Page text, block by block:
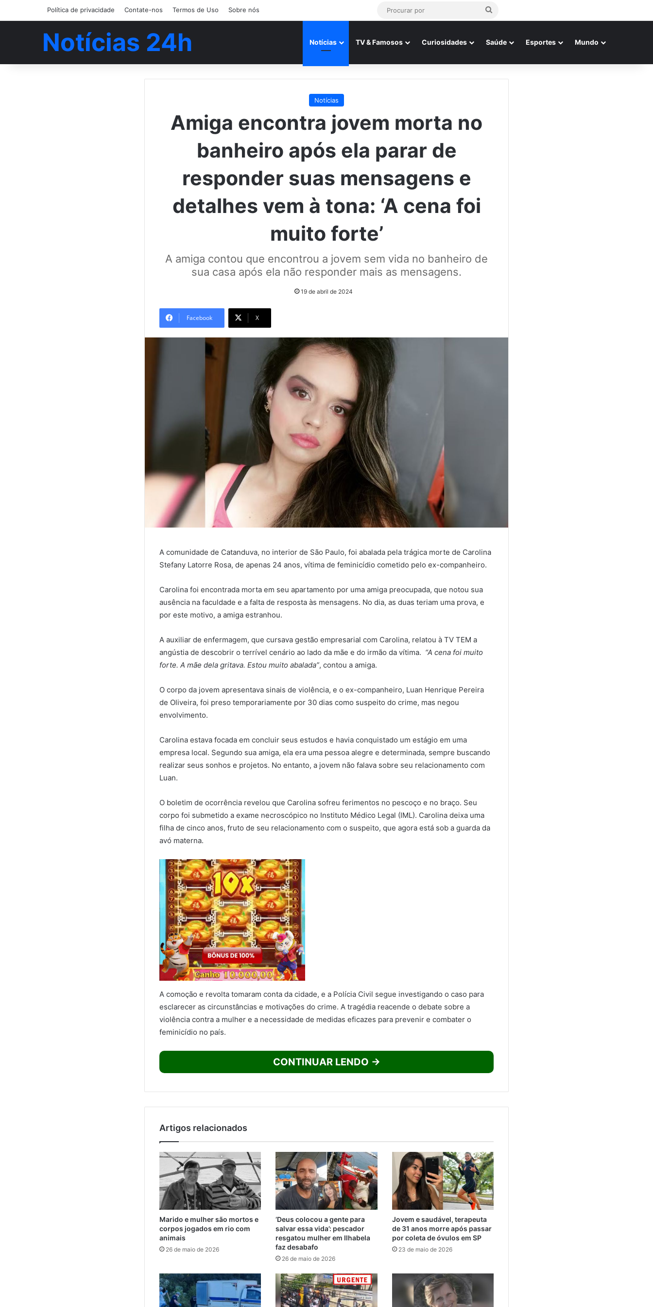
Política de privacidade Contate-nos Termos de Uso Sobre nós
Procurar
Notícias 24h Notícias TV & Famosos Curiosidades Saúde Esportes Mundo
Notícias
Amiga encontra jovem morta no
banheiro após ela parar de
responder suas mensagens e
detalhes vem à tona: ‘A cena foi
muito forte’
A amiga contou que encontrou a jovem sem vida no banheiro de
sua casa após ela não responder mais as mensagens.
19 de abril de 2024
Facebook X
A comunidade de Catanduva, no interior de São Paulo, foi abalada pela trágica morte de Carolina
Stefany Latorre Rosa, de apenas 24 anos, vítima de feminicídio cometido pelo ex-companheiro.
Carolina foi encontrada morta em seu apartamento por uma amiga preocupada, que notou sua
ausência na faculdade e a falta de resposta às mensagens. No dia, as duas teriam uma prova, e
por este motivo, a amiga estranhou.
A auxiliar de enfermagem, que cursava gestão empresarial com Carolina, relatou à TV TEM a
angústia de descobrir o terrível cenário ao lado da mãe e do irmão da vítima. “A cena foi muito
forte. A mãe dela gritava. Estou muito abalada”, contou a amiga.
O corpo da jovem apresentava sinais de violência, e o ex-companheiro, Luan Henrique Pereira
de Oliveira, foi preso temporariamente por 30 dias como suspeito do crime, mas negou
envolvimento.
Carolina estava focada em concluir seus estudos e havia conquistado um estágio em uma
empresa local. Segundo sua amiga, ela era uma pessoa alegre e determinada, sempre buscando
realizar seus sonhos e projetos. No entanto, a jovem não falava sobre seu relacionamento com
Luan.
O boletim de ocorrência revelou que Carolina sofreu ferimentos no pescoço e no braço. Seu
corpo foi submetido a exame necroscópico no Instituto Médico Legal (IML). Carolina deixa uma
filha de cinco anos, fruto de seu relacionamento com o suspeito, que agora está sob a guarda da
avó materna.
A comoção e revolta tomaram conta da cidade, e a Polícia Civil segue investigando o caso para
esclarecer as circunstâncias e motivações do crime. A tragédia reacende o debate sobre a
violência contra a mulher e a necessidade de medidas eficazes para prevenir e combater o
feminicídio no país.
CONTINUAR LENDO →
Artigos relacionados
Marido e mulher são mortos e
corpos jogados em rio com
animais
26 de maio de 2026
‘Deus colocou a gente para
salvar essa vida’: pescador
resgatou mulher em Ilhabela
faz desabafo
26 de maio de 2026
Jovem e saudável, terapeuta
de 31 anos morre após passar
por coleta de óvulos em SP
23 de maio de 2026